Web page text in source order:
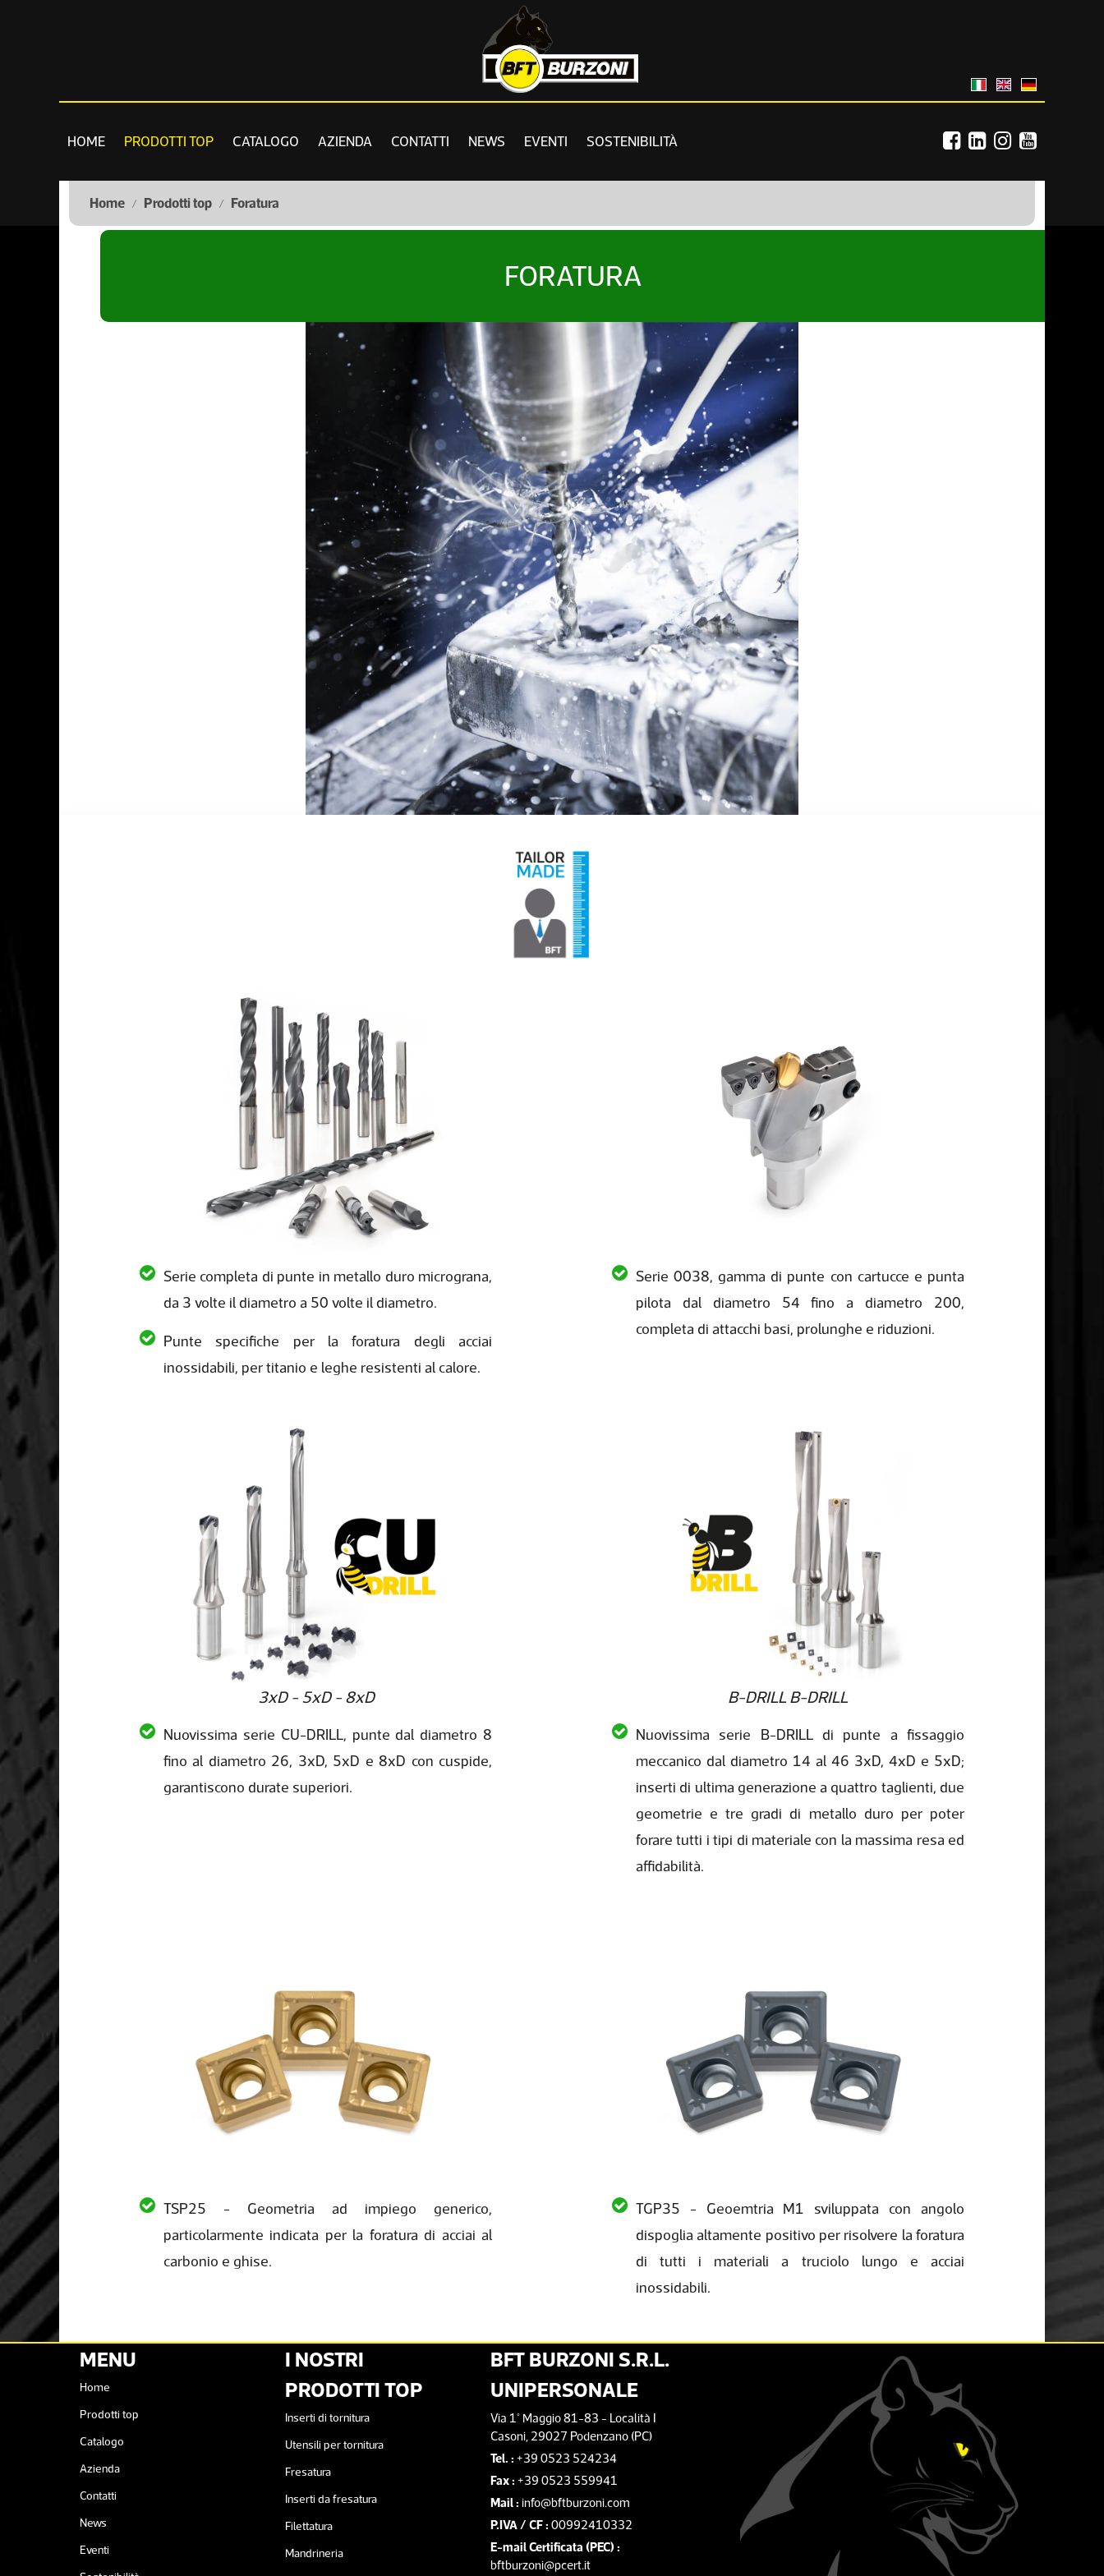
Italiano English
HOME PRODOTTI TOP CATALOGO AZIENDA CONTATTI NEWS EVENTI SOSTENIBILITÀ
Home / Prodotti top / Foratura
FORATURA
Serie completa di punte in metallo duro micrograna,
da 3 volte il diametro a 50 volte il diametro.
Punte specifiche per la foratura degli acciai
inossidabili, per titanio e leghe resistenti al calore.
Serie 0038, gamma di punte con cartucce e punta
pilota dal diametro 54 fino a diametro 200,
completa di attacchi basi, prolunghe e riduzioni.
3xD - 5xD - 8xD
Nuovissima serie CU-DRILL, punte dal diametro 8
fino al diametro 26, 3xD, 5xD e 8xD con cuspide,
garantiscono durate superiori.
B-DRILL B-DRILL
Nuovissima serie B-DRILL di punte a fissaggio
meccanico dal diametro 14 al 46 3xD, 4xD e 5xD;
inserti di ultima generazione a quattro taglienti, due
geometrie e tre gradi di metallo duro per poter
forare tutti i tipi di materiale con la massima resa ed
affidabilità.
TSP25 - Geometria ad impiego generico,
particolarmente indicata per la foratura di acciai al
carbonio e ghise.
TGP35 - Geoemtria M1 sviluppata con angolo
dispoglia altamente positivo per risolvere la foratura
di tutti i materiali a truciolo lungo e acciai
inossidabili.
MENU
Home
Prodotti top
Catalogo
Azienda
Contatti
News
Eventi
I NOSTRI
PRODOTTI TOP
Inserti di tornitura
Utensili per tornitura
Fresatura
Inserti da fresatura
Filettatura
Mandrineria
BFT BURZONI S.R.L.
UNIPERSONALE
Via 1° Maggio 81-83 - Località I
Casoni, 29027 Podenzano (PC)
Tel. : +39 0523 524234
Fax : +39 0523 559941
Mail : info@bftburzoni.com
P.IVA / CF : 00992410332
E-mail Certificata (PEC) :
bftburzoni@pcert.it